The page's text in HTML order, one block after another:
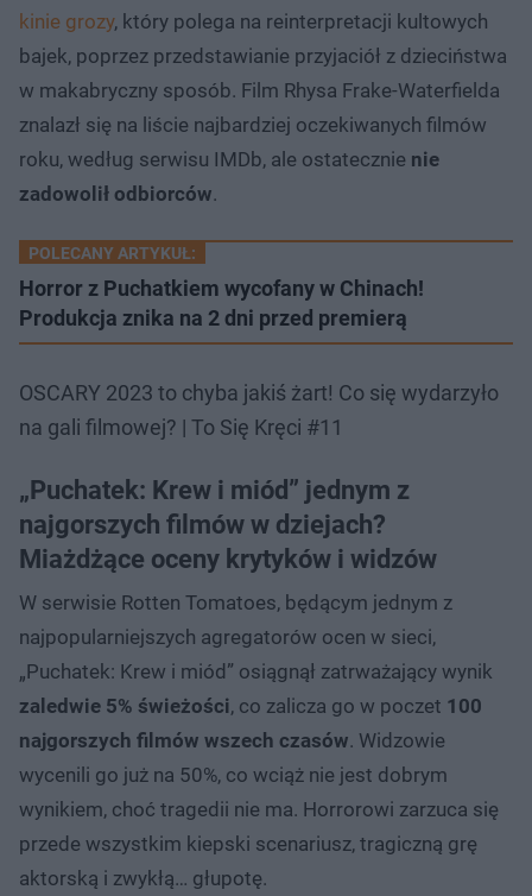
kinie grozy, który polega na reinterpretacji kultowych
bajek, poprzez przedstawianie przyjaciół z dzieciństwa
w makabryczny sposób. Film Rhysa Frake-Waterfielda
znalazł się na liście najbardziej oczekiwanych filmów
roku, według serwisu IMDb, ale ostatecznie nie
zadowolił odbiorców.
POLECANY ARTYKUŁ:
Horror z Puchatkiem wycofany w Chinach!
Produkcja znika na 2 dni przed premierą
OSCARY 2023 to chyba jakiś żart! Co się wydarzyło
na gali filmowej? | To Się Kręci #11
„Puchatek: Krew i miód” jednym z
najgorszych filmów w dziejach?
Miażdżące oceny krytyków i widzów
W serwisie Rotten Tomatoes, będącym jednym z
najpopularniejszych agregatorów ocen w sieci,
„Puchatek: Krew i miód” osiągnął zatrważający wynik
zaledwie 5% świeżości, co zalicza go w poczet 100
najgorszych filmów wszech czasów. Widzowie
wycenili go już na 50%, co wciąż nie jest dobrym
wynikiem, choć tragedii nie ma. Horrorowi zarzuca się
przede wszystkim kiepski scenariusz, tragiczną grę
aktorską i zwykłą… głupotę.